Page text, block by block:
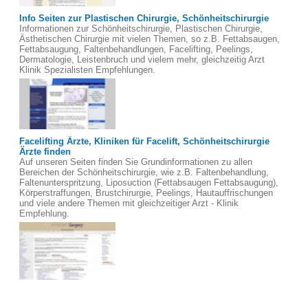
Info Seiten zur Plastischen Chirurgie, Schönheitschirurgie
Informationen zur Schönheitschirurgie, Plastischen Chirurgie,
Ästhetischen Chirurgie mit vielen Themen, so z.B. Fettabsaugen,
Fettabsaugung, Faltenbehandlungen, Facelifting, Peelings,
Dermatologie, Leistenbruch und vielem mehr, gleichzeitig Arzt
Klinik Spezialisten Empfehlungen.
Facelifting Ärzte, Kliniken für Facelift, Schönheitschirurgie
Ärzte finden
Auf unseren Seiten finden Sie Grundinformationen zu allen
Bereichen der Schönheitschirurgie, wie z.B. Faltenbehandlung,
Faltenunterspritzung, Liposuction (Fettabsaugen Fettabsaugung),
Körperstraffungen, Brustchirurgie, Peelings, Hautauffrischungen
und viele andere Themen mit gleichzeitiger Arzt - Klinik
Empfehlung.